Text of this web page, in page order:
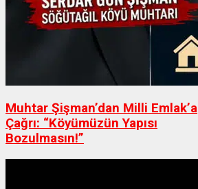
Muhtar Şişman’dan Milli Emlak’a
Çağrı: “Köyümüzün Yapısı
Bozulmasın!”